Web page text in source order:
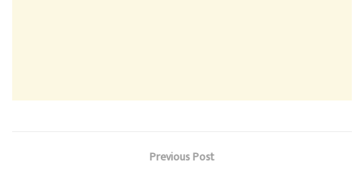
Previous Post